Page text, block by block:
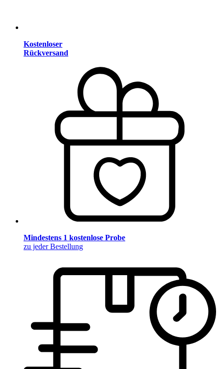
Kostenloser
Rückversand
Mindestens 1 kostenlose Probe
zu jeder Bestellung